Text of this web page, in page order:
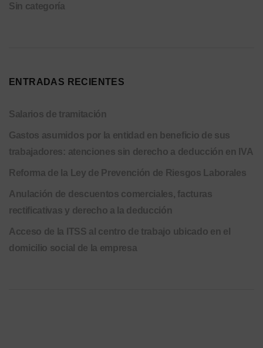
Sin categoría
ENTRADAS RECIENTES
Salarios de tramitación
Gastos asumidos por la entidad en beneficio de sus
trabajadores: atenciones sin derecho a deducción en IVA
Reforma de la Ley de Prevención de Riesgos Laborales
Anulación de descuentos comerciales, facturas
rectificativas y derecho a la deducción
Acceso de la ITSS al centro de trabajo ubicado en el
domicilio social de la empresa